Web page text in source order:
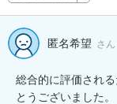
匿名希望 さん
総合的に評価され
とうございました。